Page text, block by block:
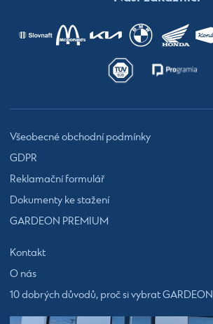
Všeobecné obchodní podmínky
GDPR
Reklamační formulář
Dokumenty ke stažení
GARDEON PREMIUM
Kontakt
O nás
10 dobrých důvodů, proč si vybrat GARDEON